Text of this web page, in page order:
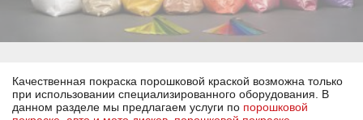
Качественная покраска порошковой краской возможна только
при использовании специализированного оборудования. В
данном разделе мы предлагаем услуги по порошковой